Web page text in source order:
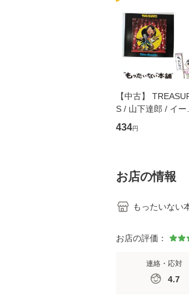
【中古】
S / 山下達郎 / イー
トウエスト・ジャ
[CD]【メール便送
434円
お店の情報
もったいない
お店の評価：
連絡・応対
4.7